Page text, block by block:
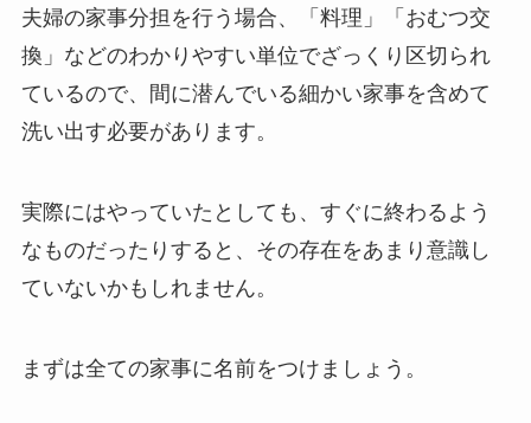
夫婦の家事分担を行う場合、「料理」「おむつ交
換」などのわかりやすい単位でざっくり区切られ
ているので、間に潜んでいる細かい家事を含めて
洗い出す必要があります。
実際にはやっていたとしても、すぐに終わるよう
なものだったりすると、その存在をあまり意識し
ていないかもしれません。
まずは全ての家事に名前をつけましょう。